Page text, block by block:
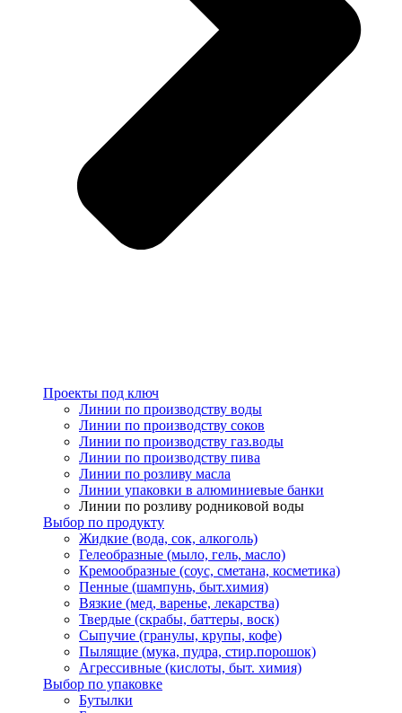
Проекты под ключ
Линии по производству воды
Линии по производству соков
Линии по производству газ.воды
Линии по производству пива
Линии по розливу масла
Линии упаковки в алюминиевые банки
Линии по розливу родниковой воды
Выбор по продукту
Жидкие (вода, сок, алкоголь)
Гелеобразные (мыло, гель, масло)
Кремообразные (соус, сметана, косметика)
Пенные (шампунь, быт.химия)
Вязкие (мед, варенье, лекарства)
Твердые (скрабы, баттеры, воск)
Сыпучие (гранулы, крупы, кофе)
Пылящие (мука, пудра, стир.порошок)
Агрессивные (кислоты, быт. химия)
Выбор по упаковке
Бутылки